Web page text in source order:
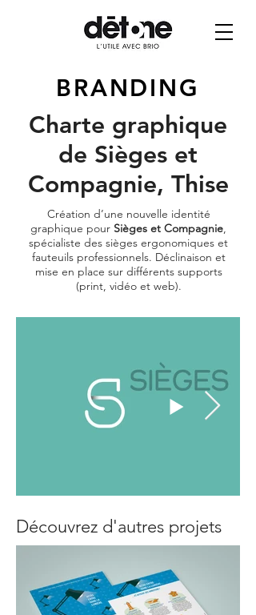
BRANDING
Charte graphique
de Sièges et
Compagnie, Thise
Création d’une nouvelle identité
graphique pour Sièges et Compagnie,
spécialiste des sièges ergonomiques et
fauteuils professionnels. Déclinaison et
mise en place sur différents supports
(print, vidéo et web).
Découvrez d'autres projets